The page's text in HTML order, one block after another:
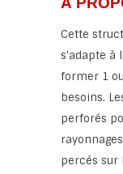
Cette
s'adapte à
former 1
besoins.
perforés
percés sur